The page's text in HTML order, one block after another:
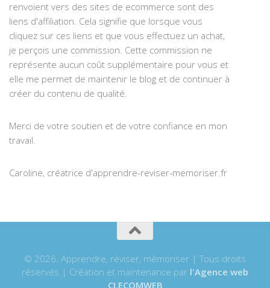
renvoient vers des sites de ecommerce sont des
liens d'affiliation. Cela signifie que lorsque vous
cliquez sur ces liens et que vous effectuez un achat,
je perçois une commission. Cette commission ne
représente aucun coût supplémentaire pour vous et
elle me permet de maintenir le blog et de continuer à
créer du contenu de qualité.
Merci de votre soutien et de votre confiance en mon
travail.
Caroline, créatrice d'apprendre-reviser-memoriser.fr
© 2026. Apprendre, réviser, mémoriser | Tous droits
réservés | Création et maintenance par l'Agence web
CLECOMWEB